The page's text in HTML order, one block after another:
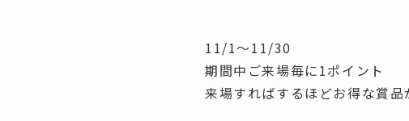
11/1～11/30
期間中ご来場毎に1ポイント
来場すればするほどお得な賞品